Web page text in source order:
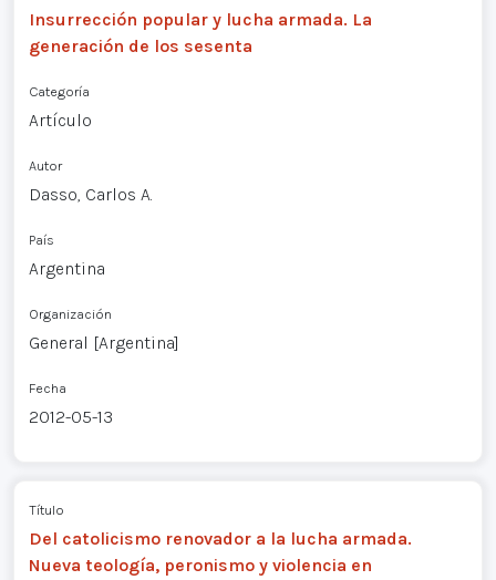
Insurrección popular y lucha armada. La
generación de los sesenta
Categoría
Artículo
Autor
Dasso, Carlos A.
País
Argentina
Organización
General [Argentina]
Fecha
2012-05-13
Título
Del catolicismo renovador a la lucha armada.
Nueva teología, peronismo y violencia en